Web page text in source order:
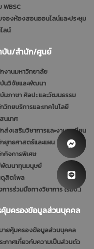
WBSC
จองห้องสอนออนไลน์และประชุม
ลน์
บัน/สำนัก/ศูนย์
งานมหาวิทยาลัย
นวิจัยและพัฒนา
นภาษา ศิลปะ และวัฒนธรรม
วิทยบริการและเทคโนโลยี
นเทศ
ส่งเสริมวิชาการและงานทะเบียน
ยุทธศาสตร์และแผน
กิจการพิเศษ
ฒนาทุนมนุษย์
สิตโพล
การร่วมมือทางวิชาการ (รมป.)
คุ้มครองข้อมูลส่วนบุคคล
ายคุ้มครองข้อมูลส่วนบุคคล
ะกาศเกี่ยวกับความเป็นส่วนตัว